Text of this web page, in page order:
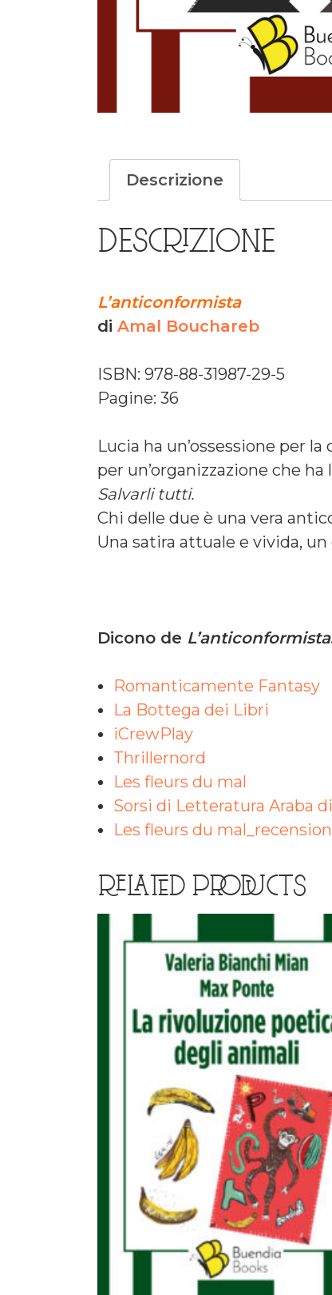
Descrizione
DESCRIZIONE
L’anticonformista
di Amal Bouchareb
ISBN: 978-88-31987-29-5
Pagine: 36
Lucia ha un’ossessione per
per un’organizzazione che
Salvarli tutti.
Chi delle due è una vera
Una satira attuale e vivida,
Dicono de L’anticonformista
Romanticamente Fantasy
La Bottega dei Libri
iCrewPlay
Thrillernord
Les fleurs du mal
Sorsi di Letteratura Araba
Les fleurs du
RELATED PRODUCTS